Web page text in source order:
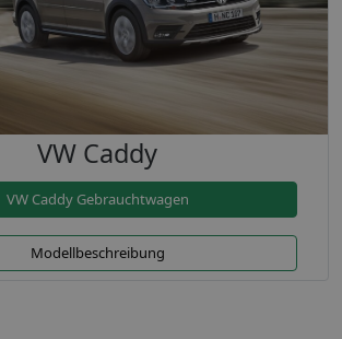
VW Caddy
VW Caddy Gebrauchtwagen
Modellbeschreibung